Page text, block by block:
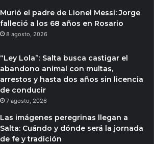
Murió el padre de Lionel Messi: Jorge
falleció a los 68 años en Rosario
8 agosto, 2026
“Ley Lola”: Salta busca castigar el
abandono animal con multas,
arrestos y hasta dos años sin licencia
de conducir
7 agosto, 2026
Las imágenes peregrinas llegan a
Salta: Cuándo y dónde será la jornada
de fe y tradición